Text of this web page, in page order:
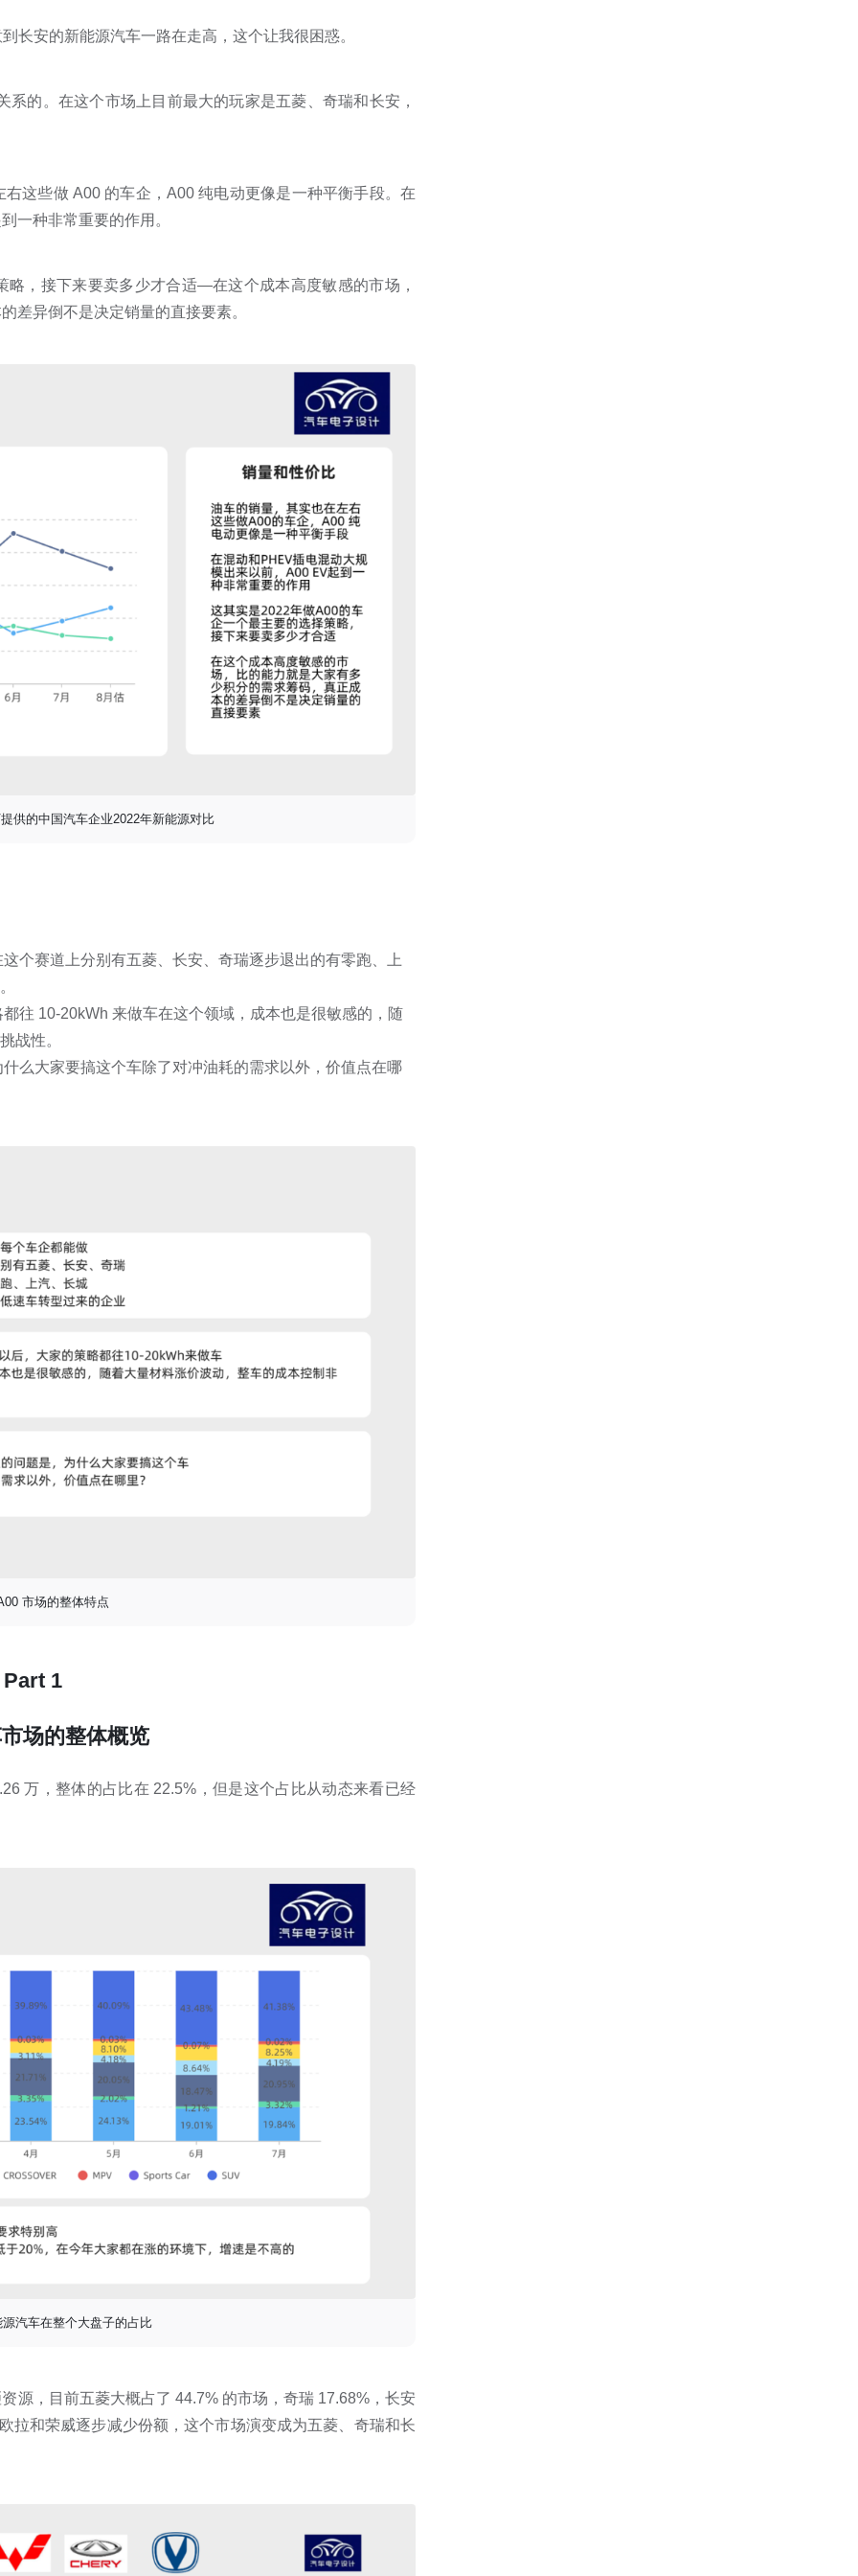
长安的新能源汽车一路在走高，这个让我很困惑。
的。在这个市场上目前最大的玩家是五菱、奇瑞和长安，
这些做 A00 的车企，A00 纯电动更像是一种平衡手段。在
一种非常重要的作用。
，接下来要卖多少才合适—在这个成本高度敏感的市场，
差异倒不是决定销量的直接要素。
供的中国汽车企业2022年新能源对比
个赛道上分别有五菱、长安、奇瑞逐步退出的有零跑、上
往 10-20kWh 来做车在这个领域，成本也是很敏感的，随
战性。
么大家要搞这个车除了对冲油耗的需求以外，价值点在哪
市场的整体特点
Part 1
场的整体概览
万，整体的占比在 22.5%，但是这个占比从动态来看已经
汽车在整个大盘子的占比
源，目前五菱大概占了 44.7% 的市场，奇瑞 17.68%，长安
拉和荣威逐步减少份额，这个市场演变成为五菱、奇瑞和长